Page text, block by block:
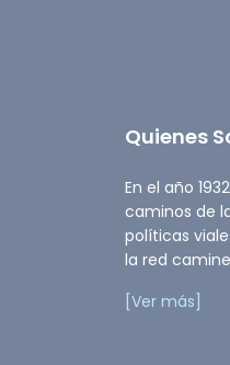
Quienes
En el año
caminos de
políticas
la red
[Ver más]